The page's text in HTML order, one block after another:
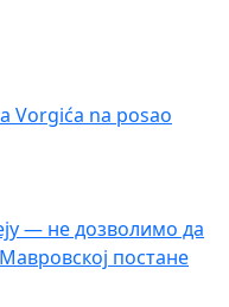
Vorgića na posao
— не дозволимо да
постане